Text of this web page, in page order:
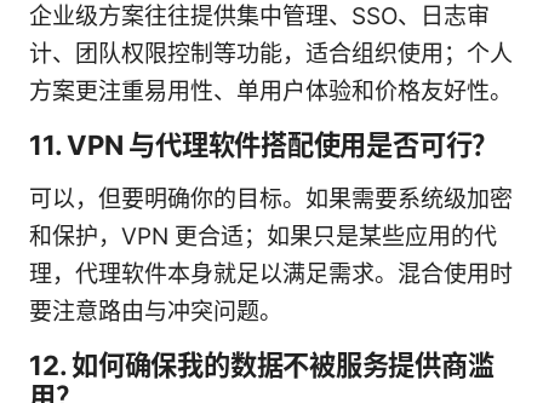
企业级方案往往提供集中管理、SSO、日志审
计、团队权限控制等功能，适合组织使用；个人
方案更注重易用性、单用户体验和价格友好性。
11. VPN 与代理软件搭配使用是否可行？
可以，但要明确你的目标。如果需要系统级加密
和保护，VPN 更合适；如果只是某些应用的代
理，代理软件本身就足以满足需求。混合使用时
要注意路由与冲突问题。
12. 如何确保我的数据不被服务提供商滥